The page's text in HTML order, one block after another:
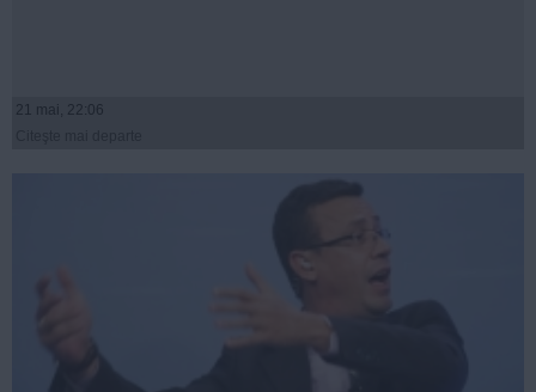
21 mai, 22:06